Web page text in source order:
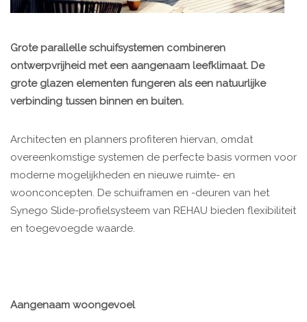
Grote parallelle schuifsystemen combineren
ontwerpvrijheid met een aangenaam leefklimaat. De
grote glazen elementen fungeren als een natuurlijke
verbinding tussen binnen en buiten.
Architecten en planners profiteren hiervan, omdat
overeenkomstige systemen de perfecte basis vormen voor
moderne mogelijkheden en nieuwe ruimte- en
woonconcepten. De schuiframen en -deuren van het
Synego Slide-profielsysteem van REHAU bieden flexibiliteit
en toegevoegde waarde.
Aangenaam woongevoel